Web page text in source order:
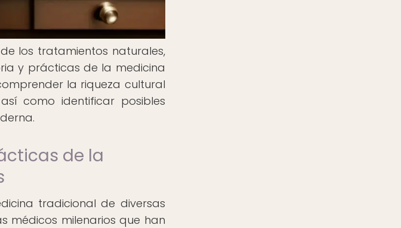
los tratamientos naturales,
y prácticas de la medicina
la riqueza cultural
como identificar posibles
de la
tradicional de diversas
médicos milenarios que han